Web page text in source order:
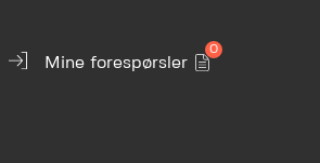
Mine forespørsler
0